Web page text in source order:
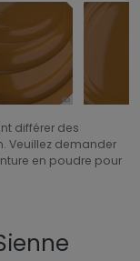
différer des
Veuillez demander
en poudre pour